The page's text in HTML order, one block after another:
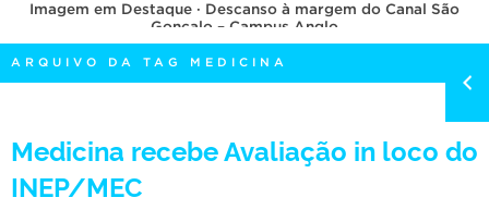
OUVIDORIA
PORTARIAS
TELEFONES
Imagem em Destaque · Descanso à margem do Canal São
Gonçalo – Campus Anglo
ARQUIVO DA TAG MEDICINA
Medicina recebe Avaliação in loco do
INEP/MEC